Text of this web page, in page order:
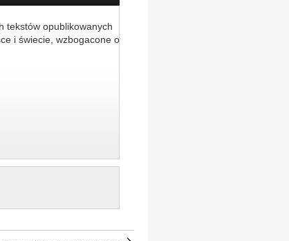
tekstów opublikowanych
i świecie, wzbogacone o